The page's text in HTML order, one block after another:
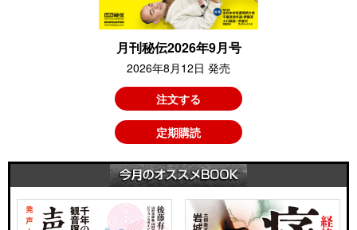
月刊秘伝2026年9月号
2026年8月12日 発売
注文する
定期購読